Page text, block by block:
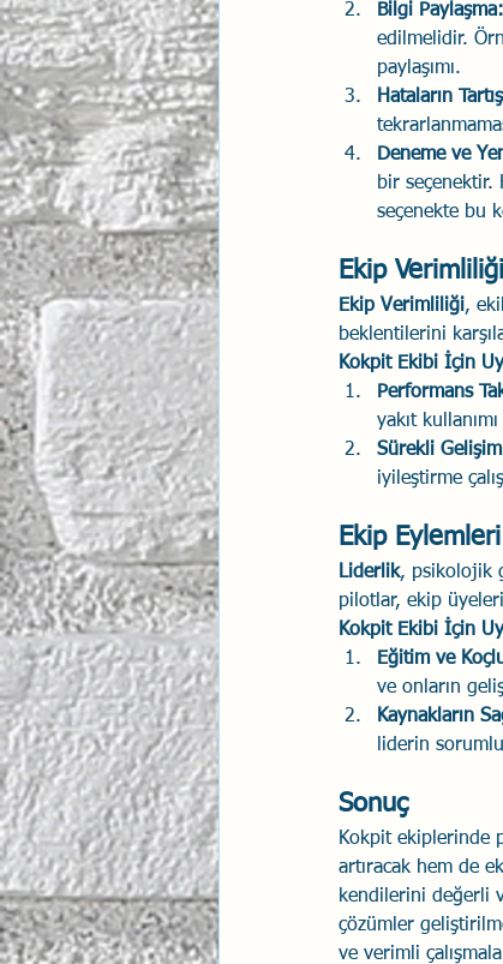
Bilgi Paylaşma:
edilmelidir.
paylaşımı.
Hataların
Deneme ve
bir seçenektir.
seçenekte bu
Ekip
Ekip Verimliliği,
beklentilerini
Kokpit Ekibi İçin
Performans
yakıt
Sürekli
iyileştirme
Ekip
Liderlik, psikolojik
pilotlar, ekip
Kokpit Ekibi İçin
Eğitim ve
ve onların
Kaynakların
liderin
Sonuç
Kokpit ekiplerinde
artıracak hem de
kendilerini değerli
çözümler
ve verimli